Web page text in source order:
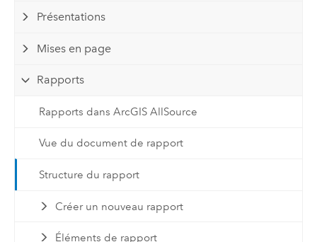
Présentations
Mises en page
Rapports
Rapports dans ArcGIS AllSource
Vue du document de rapport
Structure du rapport
Créer un nouveau rapport
Éléments de rapport